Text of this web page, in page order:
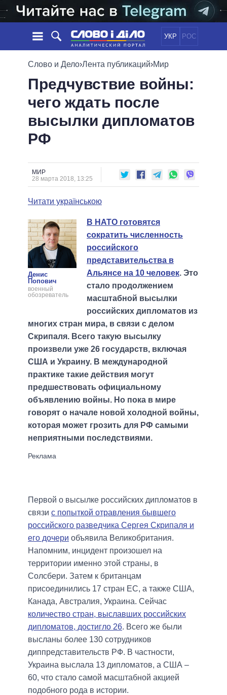
УКР РОС
НОВОСТИ
ЛЕНТА
СОБЫТИЯ
СТАТЬИ
ОБЗОРЫ
ДАЙДЖЕСТЫ
ПОЛИТИКА
ЭКОНОМИКА
ОБЩЕСТВО
ОБЕЩАНИЯ
ПОЛИТИКИ
ВСЕ ПОЛИТИКИ
ПРЕЗИДЕНТ И ОФИС
ВЕРХОВНАЯ РАДА
КАБИНЕТ МИНИСТРОВ
МЭРЫ
ВСЕ ПЕРСОНЫ
ИНФОГРАФИКА
ПОДДЕРЖАТЬ
СРАВНЕНИЕ ПОЛИТИКОВ
Слово и Дело›Лента публикаций›Мир
Предчувствие войны:
чего ждать после
высылки дипломатов
РФ
МИР
28 марта 2018, 13:25
Читати українською
Денис
Попович
военный
обозреватель
В НАТО готовятся
сократить численность
российского
представительства в
Альянсе на 10 человек. Это
стало продолжением
масштабной высылки
российских дипломатов из
многих стран мира, в связи с делом
Скрипаля. Всего такую высылку
произвели уже 26 государств, включая
США и Украину. В международной
практике такие действия могут
предшествовать официальному
объявлению войны. Но пока в мире
говорят о начале новой холодной войны,
которая может грозить для РФ самыми
неприятными последствиями.
Первой о высылке российских дипломатов в
связи с попыткой отравления бывшего
российского разведчика Сергея Скрипаля и
его дочери объявила Великобритания.
Напомним, инцидент произошел на
территории именно этой страны, в
Солсбери. Затем к британцам
присоединились 17 стран ЕС, а также США,
Канада, Австралия, Украина. Сейчас
количество стран, выславших российских
дипломатов, достигло 26. Всего же были
высланы более 130 сотрудников
диппредставительств РФ. В частности,
Украина выслала 13 дипломатов, а США –
60, что стало самой масштабной акцией
подобного рода в истории.